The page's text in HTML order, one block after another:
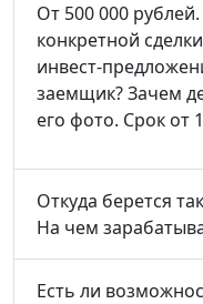
От 500 000
конкретной
инвест-
заемщик? Зачем
его фото. Срок от
Откуда берется
На чем
Есть ли